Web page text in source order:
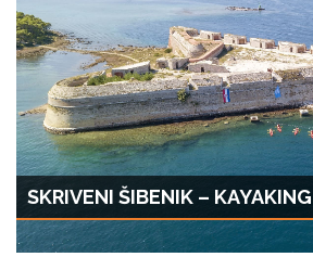
SKRIVENI ŠIBENIK – KAYAKING